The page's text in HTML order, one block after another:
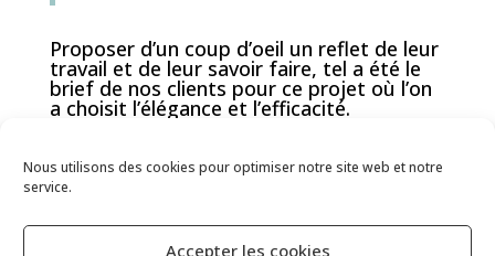
Nous utilisons des cookies pour optimiser notre site web et notre
service.
Accepter les cookies
Proposer d’un coup d’oeil un reflet de leur
travail et de leur savoir faire, tel a été le
brief de nos clients pour ce projet où l’on
a choisit l’élégance et l’efficacité.